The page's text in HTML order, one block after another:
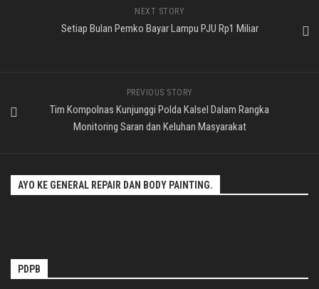
NEXT STORY
Setiap Bulan Pemko Bayar Lampu PJU Rp1 Miliar
PREVIOUS STORY
Tim Kompolnas Kunjunggi Polda Kalsel Dalam Rangka
Monitoring Saran dan Keluhan Masyarakat
AYO KE GENERAL REPAIR DAN BODY PAINTING.
PDPB